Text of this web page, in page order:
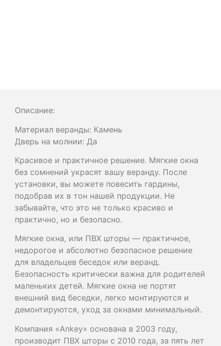
Описание:
Материал веранды: Камень
Дверь на молнии: Да
Красивое и практичное решение. Мягкие окна
без сомнений украсят вашу веранду. После
установки, вы можете повесить гардины,
подобрав их в тон нашей продукции. Не
забывайте, что это не только красиво и
практично, но и безопасно.
Мягкие окна, или ПВХ шторы — практичное,
недорогое и абсолютно безопасное решение
для владельцев беседок или веранд.
Безопасность критически важна для родителей
маленьких детей. Мягкие окна не портят
внешний вид беседки, легко монтируются и
демонтируются, уход за окнами минимальный.
Компания «Ankey» основана в 2003 году,
производит ПВХ шторы с 2010 года, за пять лет